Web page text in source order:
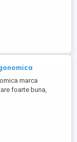
marca
foarte buna,
Asigur
la domiciliul
de 30km in jurul